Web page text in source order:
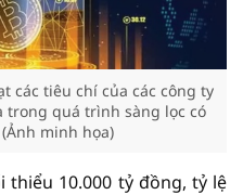
các tiêu chí của các công ty
trong quá trình sàng lọc có
minh họa)
thiểu 10.000 tỷ đồng, tỷ lệ